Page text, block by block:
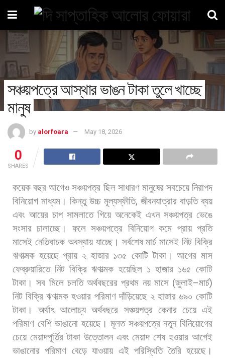
সঞ্চয়পত্রে আস্থার ভাঙন টাকা তুলে খাচ্ছে
মানুষ
by alorfoara May 18, 2026
0
SHARES
কয়েক বছর আগেও সঞ্চয়পত্র ছিল সাধারণ মানুষের সবচেয়ে নিরাপদ
বিনিয়োগ মাধ্যম। কিন্তু উচ্চ মূল্যস্ফীতি, জীবনযাত্রার বাড়তি ব্যয়
এবং আয়ের চাপ সামলাতে গিয়ে অনেকেই এখন সঞ্চয়পত্র ভেঙে
সংসার চালাচ্ছে। ফলে সঞ্চয়পত্রে বিনিয়োগ কমে প্রায় প্রতি
মাসেই নেতিবাচক অবস্থায় যাচ্ছে। সর্বশেষ মার্চ মাসেই নিট বিক্রি
ঋণাত্মক হয়েছে প্রায় ২ হাজার ১৩৫ কোটি টাকা। আগের মাস
ফেব্রুয়ারিতে নিট বিক্রি ঋণাত্মক হয়েছিল ১ হাজার ১৬৫ কোটি
টাকা। সব মিলে চলতি অর্থবছরের প্রথম নয় মাসে(জুলাই–মার্চ)
নিট বিক্রি ঋণাত্মক হওয়ার পরিমাণ দাঁড়িয়েছে ২ হাজার ৬৯০ কোটি
টাকা।
অর্থাৎ আলোচ্য অর্থবছরে সঞ্চয়পত্র কেনার চেয়ে এই
পরিমাণ বেশি ভাঙানো হয়েছে। মূলত সঞ্চয়পত্রে নতুন বিনিয়োগের
চেয়ে মেয়াদপূর্তির টাকা উত্তোলন এবং মেয়াদ শেষ হওয়ার আগেই
ভাঙানোর পরিমাণ বেড়ে যাওয়ায় এই পরিস্থিতি তৈরি হয়েছে।